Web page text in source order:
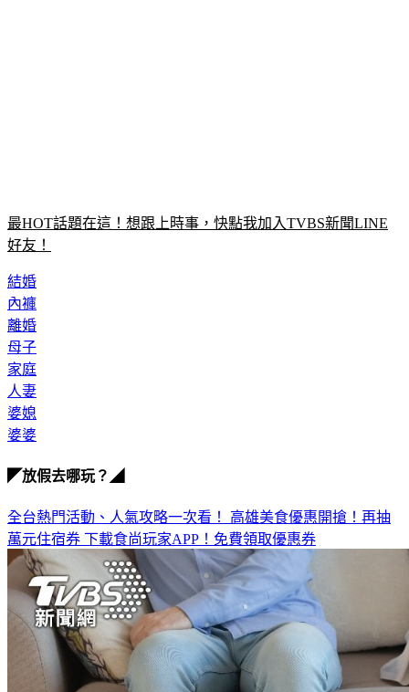
最HOT話題在這！想跟上時事，快點我加入TVBS新聞LINE
好友！
結婚
內褲
離婚
母子
家庭
人妻
婆媳
婆婆
◤放假去哪玩？◢
全台熱門活動、人氣攻略一次看！ 高雄美食優惠開搶！再抽
萬元住宿券 下載食尚玩家APP！免費領取優惠券